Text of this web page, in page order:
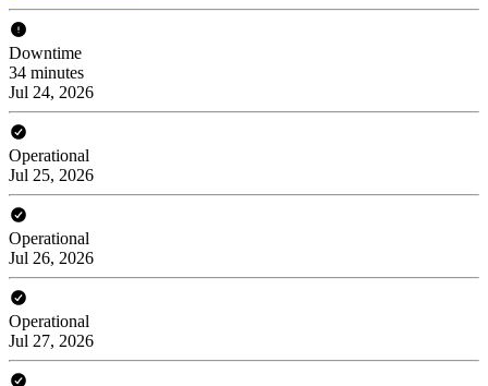
Downtime
34 minutes
Jul 24, 2026
Operational
Jul 25, 2026
Operational
Jul 26, 2026
Operational
Jul 27, 2026